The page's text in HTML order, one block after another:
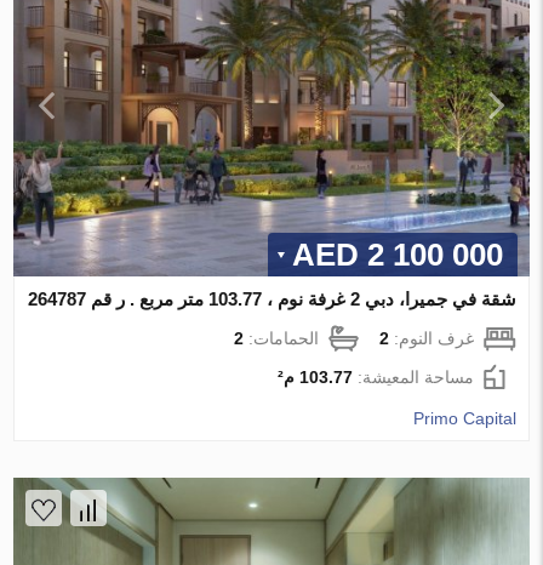
2 100 000 AED
شقة في جميرا، دبي 2 غرفة نوم ، 103.77 متر مربع . ر قم 264787
غرف النوم:2 الحمامات:2
مساحة المعيشة:103.77 م²
Primo Capital